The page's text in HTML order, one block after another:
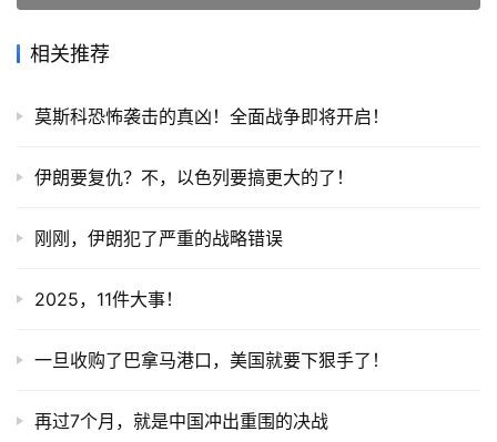
相关推荐
莫斯科恐怖袭击的真凶！全面战争即将开启！
伊朗要复仇？不，以色列要搞更大的了！
刚刚，伊朗犯了严重的战略错误
2025，11件大事！
一旦收购了巴拿马港口，美国就要下狠手了！
再过7个月，就是中国冲出重围的决战